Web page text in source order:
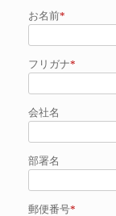
お名前*
フリガナ*
会社名
部署名
郵便番号*